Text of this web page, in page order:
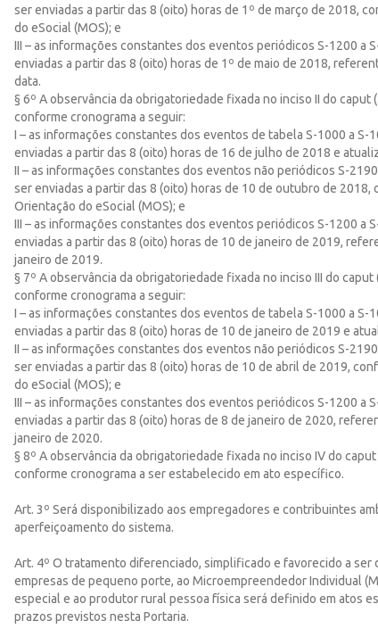
ser enviadas a partir das 8 (oito) horas de 1º de março de 2018,
do eSocial (MOS); e
III – as informações constantes dos eventos periódicos S-1200 a
enviadas a partir das 8 (oito) horas de 1º de maio de 2018,
data.
§ 6º A observância da obrigatoriedade fixada no inciso II do
conforme cronograma a seguir:
I – as informações constantes dos eventos de tabela S-1000 a S-
enviadas a partir das 8 (oito) horas de 16 de julho de 2018 e
II – as informações constantes dos eventos não periódicos S-
ser enviadas a partir das 8 (oito) horas de 10 de outubro de
Orientação do eSocial (MOS); e
III – as informações constantes dos eventos periódicos S-1200 a
enviadas a partir das 8 (oito) horas de 10 de janeiro de 2019,
janeiro de 2019.
§ 7º A observância da obrigatoriedade fixada no inciso III do
conforme cronograma a seguir:
I – as informações constantes dos eventos de tabela S-1000 a S-
enviadas a partir das 8 (oito) horas de 10 de janeiro de 2019 e
II – as informações constantes dos eventos não periódicos S-
ser enviadas a partir das 8 (oito) horas de 10 de abril de 2019,
do eSocial (MOS); e
III – as informações constantes dos eventos periódicos S-1200 a
enviadas a partir das 8 (oito) horas de 8 de janeiro de 2020,
janeiro de 2020.
§ 8º A observância da obrigatoriedade fixada no inciso IV do
conforme cronograma a ser estabelecido em ato específico.
Art. 3º Será disponibilizado aos empregadores e contribuintes
aperfeiçoamento do sistema.
Art. 4º O tratamento diferenciado, simplificado e favorecido a ser
empresas de pequeno porte, ao Microempreendedor Individual
especial e ao produtor rural pessoa física será definido em atos
prazos previstos nesta Portaria.